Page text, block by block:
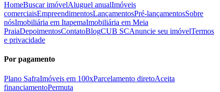
HomeBuscar imóvelAluguel anualImóveis
comerciaisEmpreendimentosLançamentosPré-lançamentosSobre
nósImobiliária em ItapemaImobiliária em Meia
PraiaDepoimentosContatoBlogCUB SCAnuncie seu imóvelTermos
e privacidade
Por pagamento
Plano SafraImóveis em 100xParcelamento diretoAceita
financiamentoPermuta